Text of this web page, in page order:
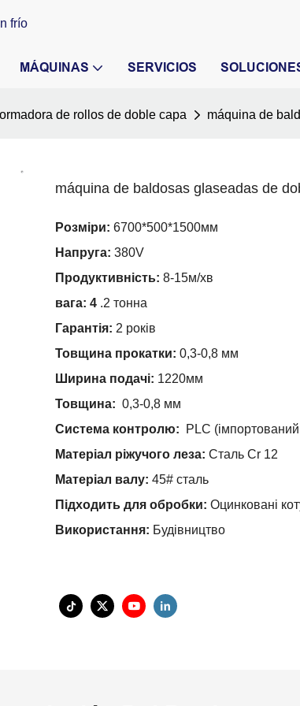
frío
MÁQUINAS SERVICIOS
de rollos de doble capa máquina de
máquina de baldosas glaseadas de
Розміри: 6700*500*1500мм
Напруга: 380V
Продуктивність: 8-15м/хв
вага: 4 .2 тонна
Гарантія: 2 років
Товщина прокатки: 0,3-0,8 мм
Ширина подачі: 1220мм
Товщина: 0,3-0,8 мм
Система контролю:
PLC
Матеріал ріжучого леза: Сталь Cr 12
Матеріал валу: 45# сталь
Підходить для обробки: Оцинковані
Використання: Будівництво